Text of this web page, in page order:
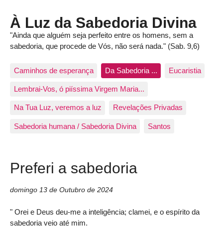
À Luz da Sabedoria Divina
"Ainda que alguém seja perfeito entre os homens, sem a
sabedoria, que procede de Vós, não será nada." (Sab. 9,6)
Caminhos de esperança Da Sabedoria ... Eucaristia
Lembrai-Vos, ó piíssima Virgem Maria...
Na Tua Luz, veremos a luz Revelações Privadas
Sabedoria humana / Sabedoria Divina Santos
Preferi a sabedoria
domingo 13 de Outubro de 2024
" Orei e Deus deu-me a inteligência; clamei, e o espírito da
sabedoria veio até mim.